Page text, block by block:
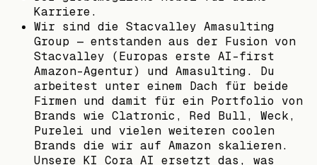
Karriere.
Wir sind die Stacvalley Amasulting
Group — entstanden aus der Fusion von
Stacvalley (Europas erste AI-first
Amazon-Agentur) und Amasulting. Du
arbeitest unter einem Dach für beide
Firmen und damit für ein Portfolio von
Brands wie Clatronic, Red Bull, Weck,
Purelei und vielen weiteren coolen
Brands die wir auf Amazon skalieren.
Unsere KI Cora AI ersetzt das, was